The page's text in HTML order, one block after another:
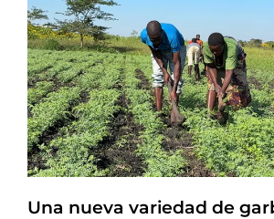
Una nueva variedad de